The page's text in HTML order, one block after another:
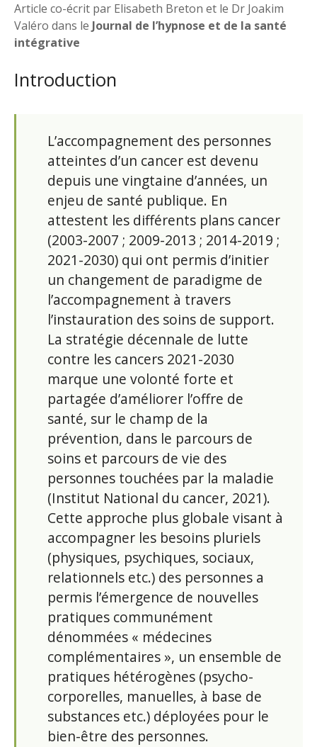
Article co-écrit par Elisabeth Breton et le Dr Joakim
Valéro dans le Journal de l’hypnose et de la santé
intégrative
Introduction
L’accompagnement des personnes
atteintes d’un cancer est devenu
depuis une vingtaine d’années, un
enjeu de santé publique. En
attestent les différents plans cancer
(2003-2007 ; 2009-2013 ; 2014-2019 ;
2021-2030) qui ont permis d’initier
un changement de paradigme de
l’accompagnement à travers
l’instauration des soins de support.
La stratégie décennale de lutte
contre les cancers 2021-2030
marque une volonté forte et
partagée d’améliorer l’offre de
santé, sur le champ de la
prévention, dans le parcours de
soins et parcours de vie des
personnes touchées par la maladie
(Institut National du cancer, 2021).
Cette approche plus globale visant à
accompagner les besoins pluriels
(physiques, psychiques, sociaux,
relationnels etc.) des personnes a
permis l’émergence de nouvelles
pratiques communément
dénommées « médecines
complémentaires », un ensemble de
pratiques hétérogènes (psycho-
corporelles, manuelles, à base de
substances etc.) déployées pour le
bien-être des personnes.